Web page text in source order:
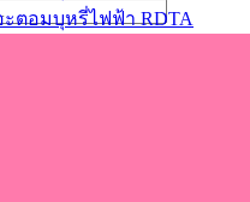
ะตอมบุหรี่ไฟฟ้า RDTA